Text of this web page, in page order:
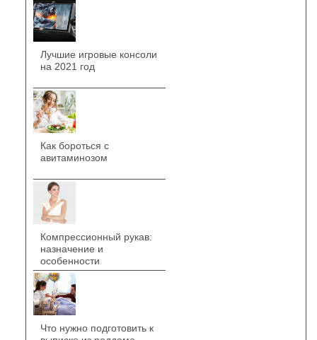
Лучшие игровые консоли
на 2021 год
Как бороться с
авитаминозом
Компрессионный рукав:
назначение и
особенности
Что нужно подготовить к